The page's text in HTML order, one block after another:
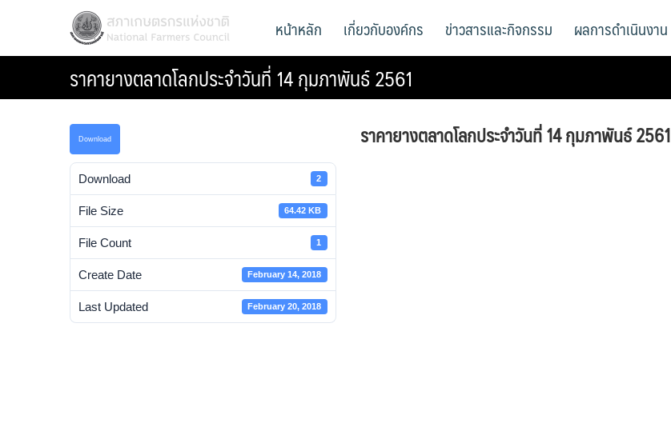
สภาเกษตรกรแห่งชาติ
National Farmers Council หน้าหลัก เกี่ยวกับองค์กร ข่าวสารและกิจกรรม ผลการดำเนินงาน
ราคายางตลาดโลกประจำวันที่ 14 กุมภาพันธ์ 2561
Download
Download 2
File Size 64.42 KB
File Count 1
Create Date February 14, 2018
Last Updated February 20, 2018
ราคายางตลาดโลกประจำวันที่ 14 กุมภาพันธ์ 2561